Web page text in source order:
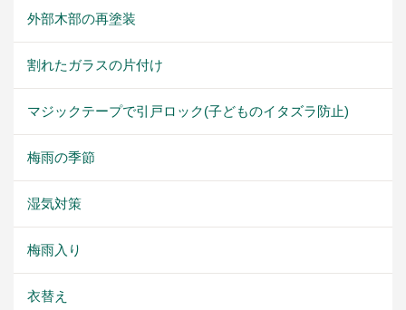
外部木部の再塗装
割れたガラスの片付け
マジックテープで引戸ロック(子どものイタズラ防止)
梅雨の季節
湿気対策
梅雨入り
衣替え